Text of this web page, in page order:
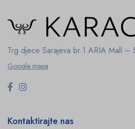
Trg djece Sarajeva br.1 ARIA Mall –
Google mapa
Kontaktirajte nas